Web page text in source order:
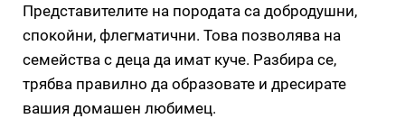
Представителите на породата са добродушни,
спокойни, флегматични. Това позволява на
семейства с деца да имат куче. Разбира се,
трябва правилно да образовате и дресирате
вашия домашен любимец.